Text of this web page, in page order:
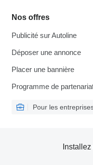
Nos offres
Publicité sur Autoline
Déposer une annonce
Placer une bannière
Programme de
Pour les